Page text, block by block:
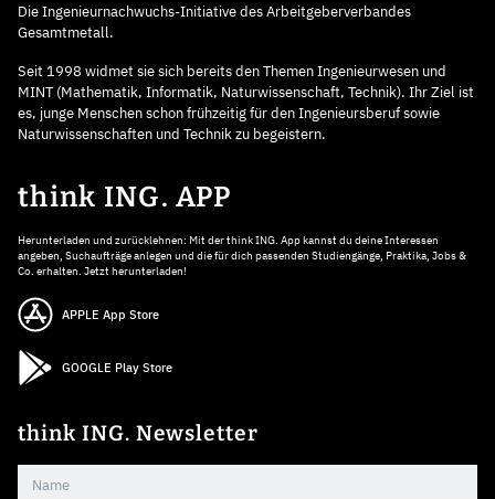
Die Ingenieurnachwuchs-Initiative des Arbeitgeberverbandes
Gesamtmetall.
Seit 1998 widmet sie sich bereits den Themen Ingenieurwesen und
MINT (Mathematik, Informatik, Naturwissenschaft, Technik). Ihr Ziel ist
es, junge Menschen schon frühzeitig für den Ingenieursberuf sowie
Naturwissenschaften und Technik zu begeistern.
think ING. APP
Herunterladen und zurücklehnen: Mit der think ING. App kannst du deine Interessen
angeben, Suchaufträge anlegen und die für dich passenden Studiengänge, Praktika, Jobs &
Co. erhalten. Jetzt herunterladen!
APPLE App Store
GOOGLE Play Store
think ING. Newsletter